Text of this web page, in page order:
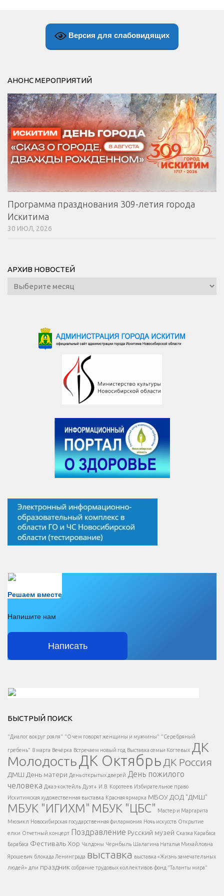
Версия для слабовидящих
АНОНС МЕРОПРИЯТИЙ
Программа празднования 309-летия города
Искитима
30 ИЮЛ, 2026
АРХИВ НОВОСТЕЙ
Архив
новостей
Решаем вместе
Напишите нам
Написать
Есть вопрос?
Напишите нам
</span >
Написать
</button >
</div >
</div > </div >
БЫСТРЫЙ ПОИСК
"Диалог вокруг рояля" "О чем говорят женщины и мужчины" "Серебряный
гребень" 8 марта Вечёрка Встречаем новый год Выставка семьи Когтевых ДК
МолодостьДК Октябрь ДК Россия
ДМШ День матери День открытых дверей День пожилого
человека Джаз-коктейль Дуэт+ И.В. Коротеев Избирательное право
Искитимская художественная выставка Красная ярмарка МБОУ ДОД "ДМШ"
МБУК "ИГИХМ" МБУК "ЦБС" Мастер и Маргарита
Мюзикл Новосибирская государственная филармония Ночь искусств Открытие
елки Отчетный концерт Поздравление Русский музей Сказка Карабаса
Барабаса Фестиваль Хор Чалдоны Чернбыль Шалагина Наталья Михайловна
Ярошевич блокада Ленинграда выставка выставка «Жизнь замечательных
людей» дпи праздник собрание трудовых коллективов фонд "Таланты мира"